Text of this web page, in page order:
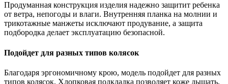
Продуманная конструкция изделия надежно защитит ребенка
от ветра, непогоды и влаги. Внутренняя планка на молнии и
трикотажные манжеты исключают продувание, а защита
подбородка делает эксплуатацию безопасной.
Подойдет для разных типов колясок
Благодаря эргономичному крою, модель подойдет для разных
типов колясок. Хлопковая подкладка позволяет коже дышать,